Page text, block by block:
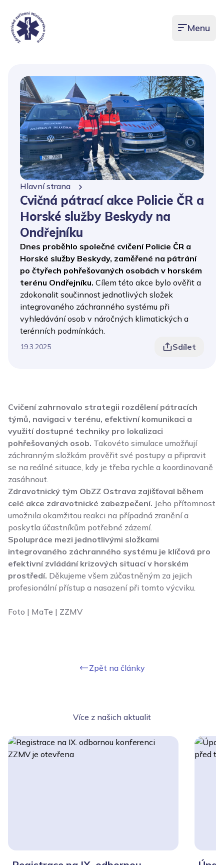
Otevřít
Menu
Hlavní strana
Cvičná pátrací akce Policie ČR a
Horské služby Beskydy na
Ondřejníku
Dnes proběhlo společné cvičení Policie ČR a
Horské služby Beskydy, zaměřené na pátrání
po čtyřech pohřešovaných osobách v horském
terénu Ondřejníku. Cílem této akce bylo ověřit a
zdokonalit součinnost jednotlivých složek
integrovaného záchranného systému při
vyhledávání osob v náročných klimatických a
terénních podmínkách.
19.3.2025 Sdílet
Cvičení zahrnovalo strategii rozdělení pátracích
týmů, navigaci v terénu, efektivní komunikaci a
využití dostupné techniky pro lokalizaci
pohřešovaných osob. Takovéto simulace umožňují
záchranným složkám prověřit své postupy a připravit
se na reálné situace, kdy je třeba rychle a koordinovaně
zasáhnout.
Zdravotnický tým ObZZ Ostrava zajišťoval během
celé akce zdravotnické zabezpečení. Jeho přítomnost
umožnila okamžitou reakci na případná zranění a
poskytla účastníkům potřebné zázemí.
Spolupráce mezi jednotlivými složkami
integrovaného záchranného systému je klíčová pro
efektivní zvládání krizových situací v horském
prostředí. Děkujeme všem zúčastněným za jejich
profesionální přístup a nasazení při tomto výcviku.
Foto | MaTe | ZZMV
Zpět na články
Více z našich aktualit